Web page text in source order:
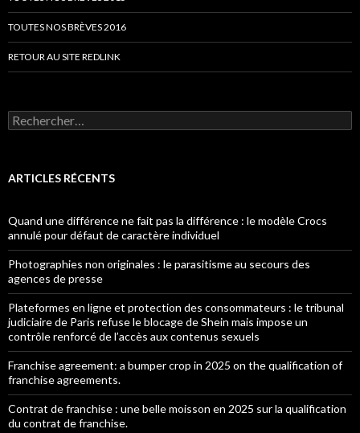
TOUTES NOS BRÈVES 2016
RETOUR AU SITE REDLINK
Rechercher :
ARTICLES RÉCENTS
Quand une différence ne fait pas la différence : le modèle Crocs
annulé pour défaut de caractère individuel
Photographies non originales : le parasitisme au secours des
agences de presse
Plateformes en ligne et protection des consommateurs : le tribunal
judiciaire de Paris refuse le blocage de Shein mais impose un
contrôle renforcé de l’accès aux contenus sexuels
Franchise agreement: a bumper crop in 2025 on the qualification of
franchise agreements.
Contrat de franchise : une belle moisson en 2025 sur la qualification
du contrat de franchise.